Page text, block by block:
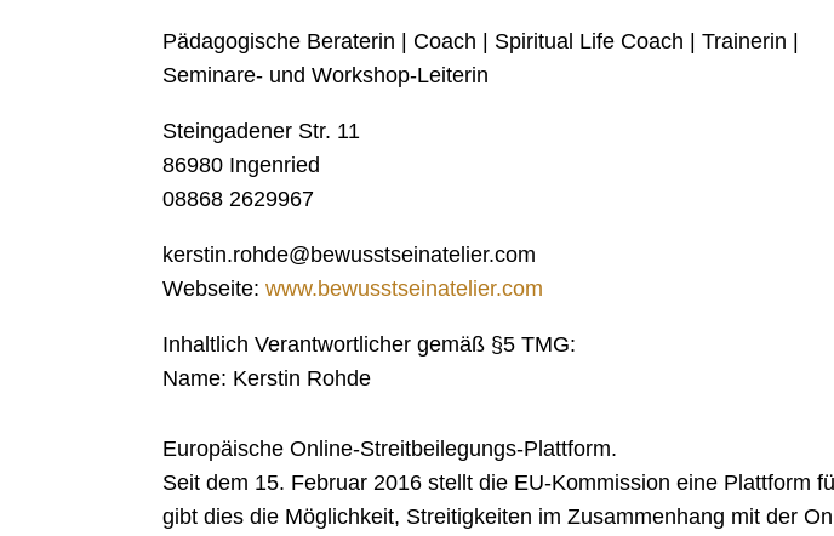
Pädagogische Beraterin | Coach | Spiritual Life Coach | Trainerin |
Seminare- und Workshop-Leiterin
Steingadener Str. 11
86980 Ingenried
08868 2629967
kerstin.rohde@bewusstseinatelier.com
Webseite:www.bewusstseinatelier.com
Inhaltlich Verantwortlicher gemäß §5 TMG:
Name: Kerstin Rohde
Europäische Online-Streitbeilegungs-Plattform.
Seit dem 15. Februar 2016 stellt die EU-Kommission eine Plattform
gibt dies die Möglichkeit, Streitigkeiten im Zusammenhang mit der